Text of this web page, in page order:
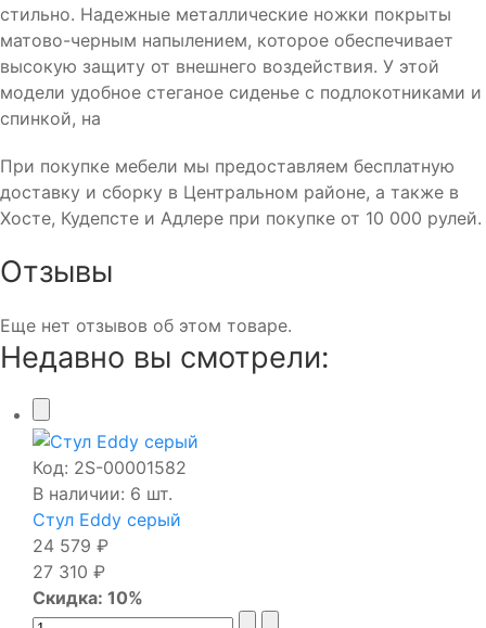
стильно. Надежные металлические ножки покрыты
матово-черным напылением, которое обеспечивает
высокую защиту от внешнего воздействия. У этой
модели удобное стеганое сиденье с подлокотниками и
спинкой, на
При покупке мебели мы предоставляем бесплатную
доставку и сборку в Центральном районе, а также в
Хосте, Кудепсте и Адлере при покупке от 10 000 рулей.
Отзывы
Еще нет отзывов об этом товаре.
Недавно вы смотрели:
Код: 2S-00001582
В наличии: 6 шт.
Стул Eddy серый
24 579 ₽
27 310 ₽
Скидка: 10%